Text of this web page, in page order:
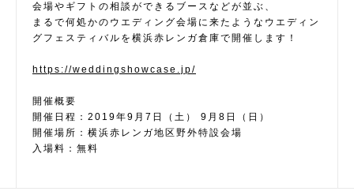
会場やギフトの相談ができるブースなどが並ぶ、
まるで何処かのウエディング会場に来たようなウエディン
グフェスティバルを横浜⾚レンガ倉庫で開催します！
https://weddingshowcase.jp/
開催概要
開催日程：2019年9月7日（土） 9月8日（日）
開催場所：横浜⾚レンガ地区野外特設会場
入場料：無料